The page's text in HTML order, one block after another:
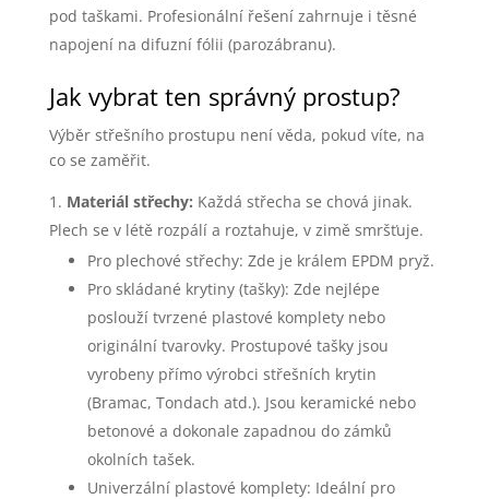
pod taškami. Profesionální řešení zahrnuje i těsné
napojení na difuzní fólii (parozábranu).
Jak vybrat ten správný prostup?
Výběr střešního prostupu není věda, pokud víte, na
co se zaměřit.
Materiál střechy: Každá střecha se chová jinak.
Plech se v létě rozpálí a roztahuje, v zimě smršťuje.
Pro plechové střechy: Zde je králem EPDM pryž.
Pro skládané krytiny (tašky): Zde nejlépe
poslouží tvrzené plastové komplety nebo
originální tvarovky. Prostupové tašky jsou
vyrobeny přímo výrobci střešních krytin
(Bramac, Tondach atd.). Jsou keramické nebo
betonové a dokonale zapadnou do zámků
okolních tašek.
Univerzální plastové komplety: Ideální pro